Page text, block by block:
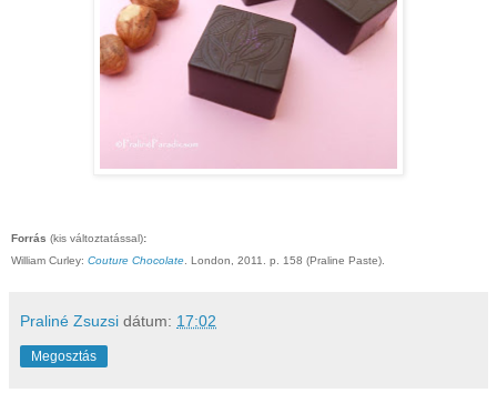
Forrás (kis változtatással):
William Curley: Couture Chocolate . London, 2011. p. 158 (Praline Paste).
Praliné Zsuzsi dátum: 17:02
Megosztás